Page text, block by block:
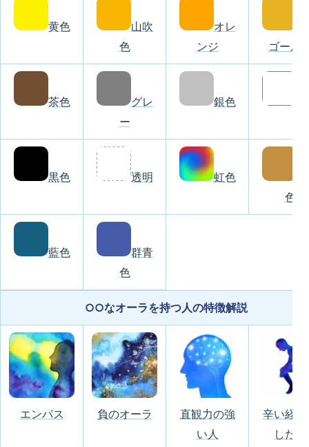
黄色
山吹
色
オレ
ンジ
ゴール
茶色
グレ
ー
銀色
黒色 透明 虹色
色
藍色
群青
色
○○なオーラを持つ人の特徴解説
エンパス 負のオーラ
直観力の強
い人
辛い経験
した人